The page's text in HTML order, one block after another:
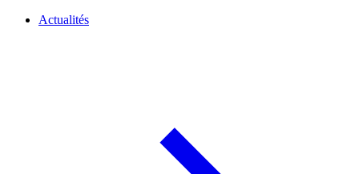
Actualités